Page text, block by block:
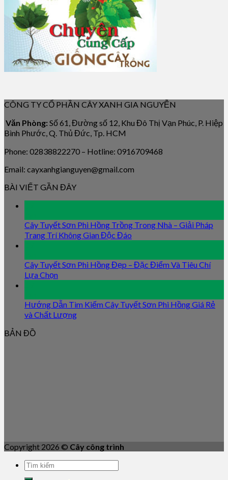
CÔNG TY CỔ PHẦN CÂY XANH GIA NGUYỄN
Văn Phòng: Số 61, Đường số 12, Khu Đô Thị Vạn Phúc, P. Hiệp
Bình Phước, Q. Thủ Đức, Tp. HCM
Phone: 02838822270 – Hotline: 0916709468
Email: cayxanhgianguyen@gmail.com
BÀI VIẾT GẦN ĐÂY
Cây Tuyết Sơn Phi Hồng Trồng Trong Nhà – Giải Pháp
Trang Trí Không Gian Độc Đáo
Cây Tuyết Sơn Phi Hồng Đẹp – Đặc Điểm Và Tiêu Chí
Lựa Chọn
Hướng Dẫn Tìm Kiếm Cây Tuyết Sơn Phi Hồng Giá Rẻ
và Chất Lượng
BẢN ĐỒ
Copyright 2026 © Cây công trình